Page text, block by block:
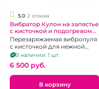
5.0 2 отзыва
Вибратор Кулон на запястье
с кисточкой и подогревом
на дистанционном
управлении "We Love"
Перезаряжаемая вибропуля
с кисточкой для нежной
стимуляции и функцией
подогрева. Дистанционное
управление.
В наличии: 1 шт.
6 500 pуб.
В корзину